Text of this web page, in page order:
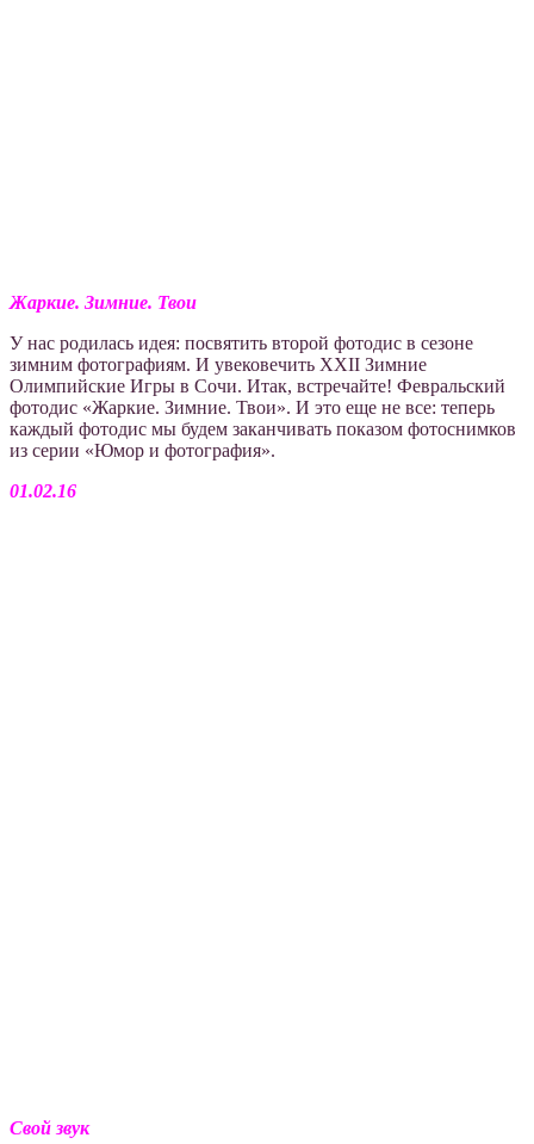
Жаркие. Зимние. Твои
У нас родилась идея: посвятить второй фотодис в сезоне
зимним фотографиям. И увековечить XXII Зимние
Олимпийские Игры в Сочи. Итак, встречайте! Февральский
фотодис «Жаркие. Зимние. Твои». И это еще не все: теперь
каждый фотодис мы будем заканчивать показом фотоснимков
из серии «Юмор и фотография».
01.02.16
Свой звук